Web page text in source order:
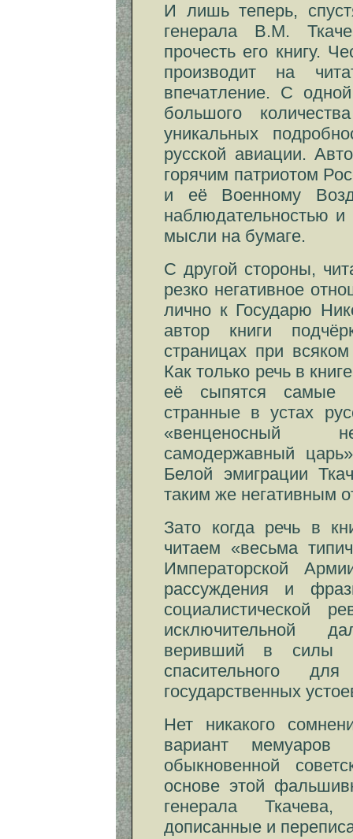
И лишь теперь,
генерала В.М.
прочесть его книгу.
производит на
впечатление. С
большого
уникальных
русской авиации.
горячим патриотом
и её Военному
наблюдательностью и
мысли на бумаге.
С другой стороны,
резко негативное
лично к Государю
автор книги
страницах при
Как только речь в
её сыпятся самые
странные в устах
«венценосный
самодержавный
Белой эмиграции
таким же негативным
Зато когда речь в
читаем «весьма
Императорской
рассуждения и
социалистической
исключительной
веривший в силы
спасительного
государственных
Нет никакого
вариант мемуаров
обыкновенной
основе этой
генерала
дописанные и